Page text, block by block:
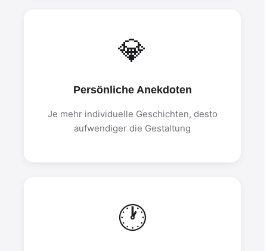
💎
Persönliche Anekdoten
Je mehr individuelle Geschichten, desto
aufwendiger die Gestaltung
🕐